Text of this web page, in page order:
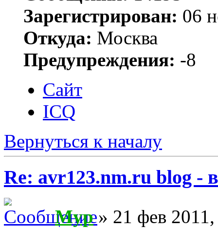
Зарегистрирован: 06
Откуда: Москва
Предупреждения: -8
Сайт
ICQ
Вернуться к началу
Re: avr123.nm.ru blog -
Myp» 21 фев